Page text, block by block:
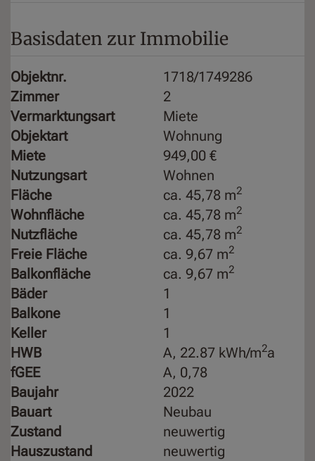
Basisdaten zur Immobilie
Objektnr.
1718/1749286
Zimmer
2
Vermarktungsart
Miete
Objektart
Wohnung
Miete
949,00 €
Nutzungsart
Wohnen
Fläche
ca. 45,78 m2
Wohnfläche ca. 45,78 m2
Nutzfläche ca. 45,78 m2
Freie Fläche ca. 9,67 m2
Balkonfläche ca. 9,67 m2
Bäder
1
Balkone
1
Keller
1
HWB
A, 22.87 kWh/m2a
fGEE
A, 0,78
Baujahr
2022
Bauart
Neubau
Zustand
neuwertig
Hauszustand
neuwertig